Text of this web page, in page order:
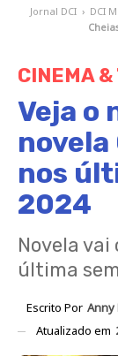
Jornal DCI › DCI
CINEMA &
Veja o
novela
nos
2024
Novela
última
Escrito Por Anny
Atualizado em